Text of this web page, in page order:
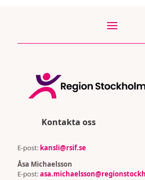
Kontakta oss
E-post: kansli@rsif.se
Åsa Michaelsson
E-post: